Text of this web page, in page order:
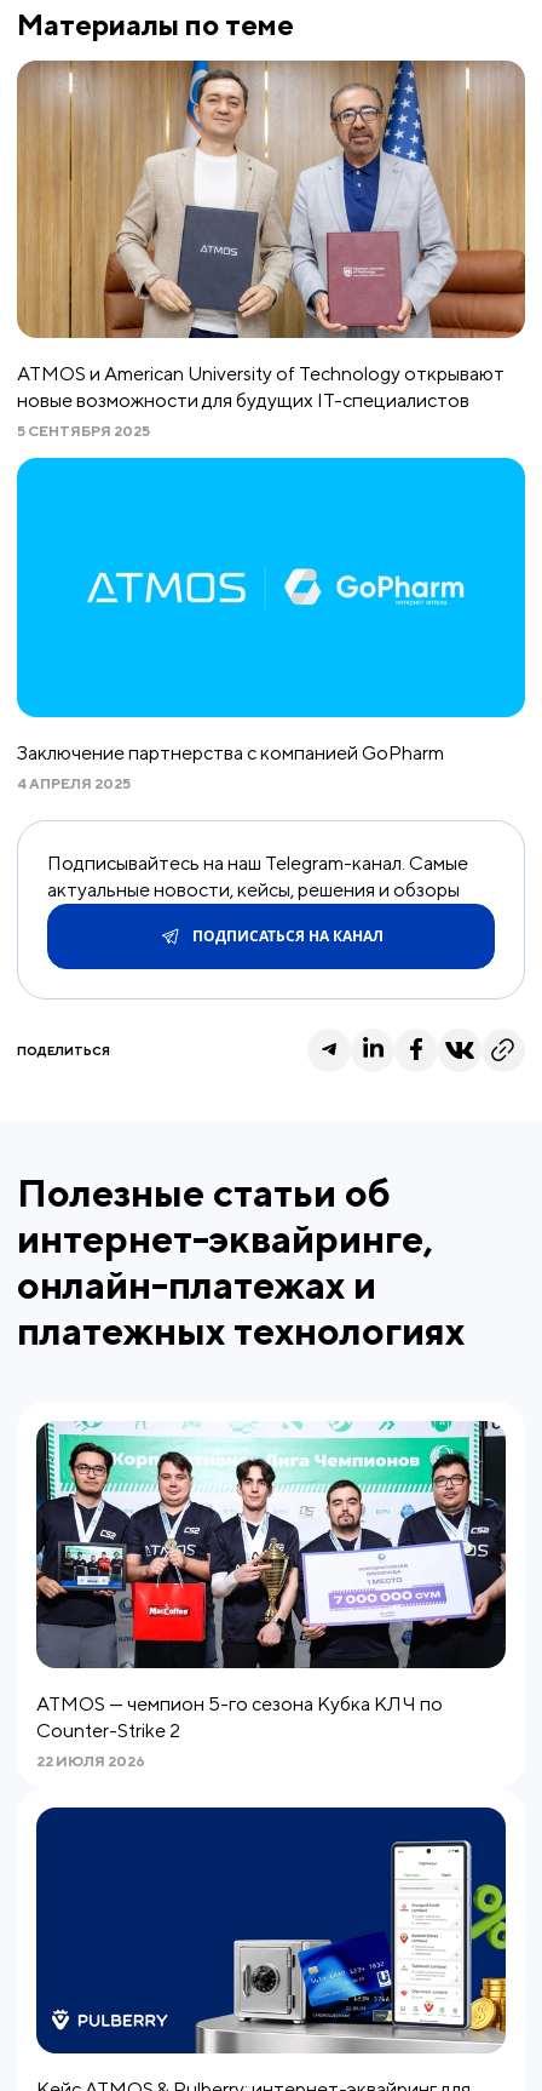
Материалы по теме
ATMOS и American University of Technology открывают
новые возможности для будущих IT-специалистов
5 СЕНТЯБРЯ 2025
Заключение партнерства с компанией GoPharm
4 АПРЕЛЯ 2025
Подписывайтесь на наш Telegram-канал. Самые
актуальные новости, кейсы, решения и обзоры
ПОДПИСАТЬСЯ НА КАНАЛ
ПОДЕЛИТЬСЯ
Полезные статьи об
интернет-эквайринге,
онлайн-платежах и
платежных технологиях
ATMOS — чемпион 5-го сезона Кубка КЛЧ по
Counter-Strike 2
22 ИЮЛЯ 2026